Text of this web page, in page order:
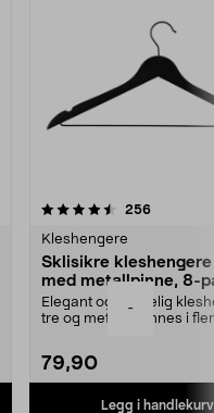
-
256
Kleshengere
Sklisikre
med metallpinne, 8-
Elegant og skikkelig
tre og metall – finnes i
79,90
Legg i handlekurv
4.5av 5 stjerner